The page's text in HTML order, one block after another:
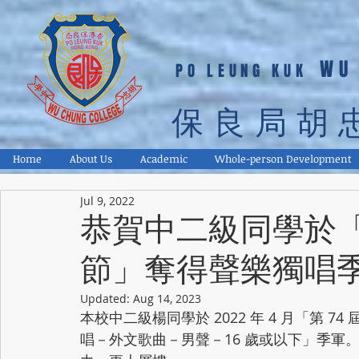
PO LEUNG KUK
保良局胡
Home About Us Academic Whole-person Development
恭賀中二級同學於
節」奪得聲樂獨唱
Jul 9, 2022
Updated: Aug 14, 2023
本校中二級楊同學於 2022 年 4 月「第 74
唱－外文歌曲－男聲－16 歲或以下」季軍